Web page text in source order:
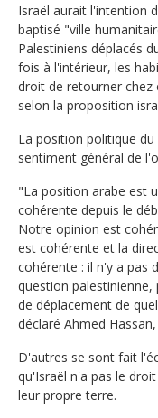
Israël aurait l'intention
baptisé "ville
Palestiniens déplacés
fois à l'intérieur, les
droit de retourner chez
selon la proposition
La position politique
sentiment général de
"La position arabe est
cohérente depuis le
Notre opinion est
est cohérente et la
cohérente : il n'y a pas
question
de déplacement de
déclaré Ahmed
D'autres se sont fait
qu'Israël n'a pas le
leur propre terre.